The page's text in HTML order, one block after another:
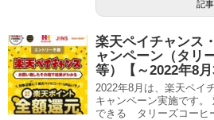
記
楽天ペイチャンス
ャンペーン（タリ
等）【～2022年8月
2022年8月は、楽天ペイ
キャンペーン実施です。
できる タリーズコーヒ